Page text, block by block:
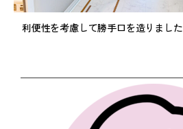
利便性を考慮して勝手口を造りました